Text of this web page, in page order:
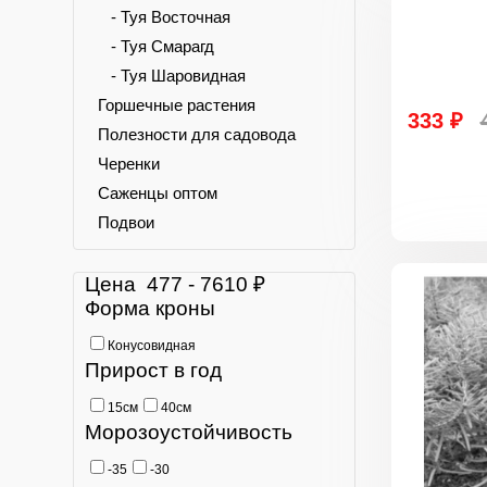
- Туя Восточная
- Туя Смарагд
- Туя Шаровидная
Горшечные растения
Полезности для садовода
Черенки
Саженцы оптом
Подвои
Цена 477 - 7610 ₽
Форма кроны
Конусовидная
Прирост в год
15см 40см
Морозоустойчивость
-35 -30
333 ₽